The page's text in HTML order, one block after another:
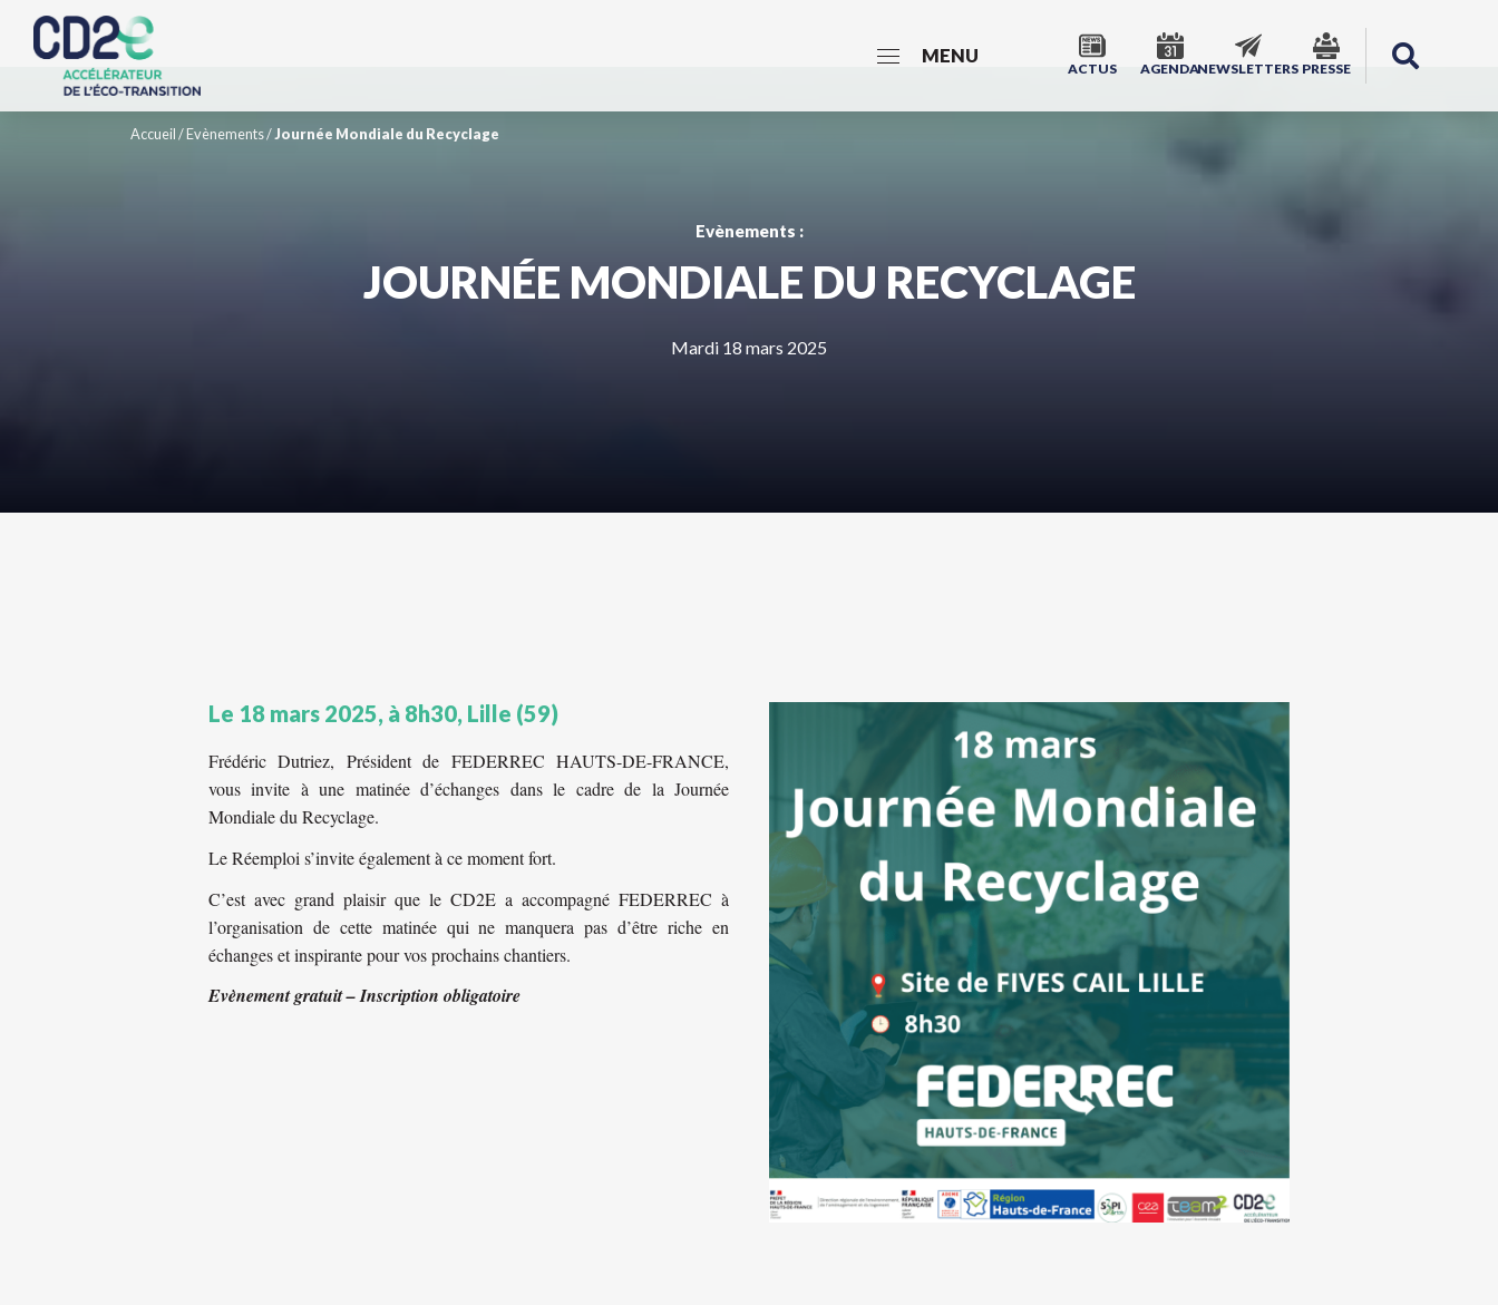
MENU
ACTUS AGENDANEWSLETTERS PRESSE
Accueil/Evènements/Journée Mondiale du Recyclage
Evènements :
JOURNÉE MONDIALE DU RECYCLAGE
Mardi 18 mars 2025
Le 18 mars 2025, à 8h30, Lille (59)
Frédéric Dutriez, Président de FEDERREC HAUTS-DE-FRANCE,
vous invite àune matinée d’échanges dans le cadre de la Journée
Mondiale du Recyclage.
Le Réemploi s’invite également à ce moment fort.
C’est avec grand plaisir que le CD2E a accompagné FEDERREC à
l’organisation de cette matinée qui ne manquera pas d’être riche en
échanges et inspirante pour vos prochains chantiers.
Evènement gratuit – Inscription obligatoire